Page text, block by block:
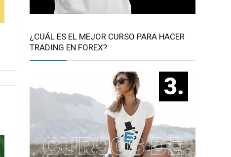
¿CUÁL ES EL MEJOR CURSO PARA HACER
TRADING EN FOREX?